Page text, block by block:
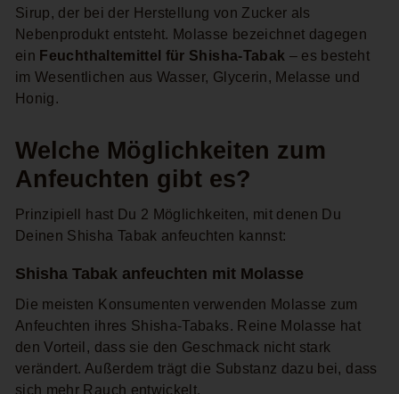
Sirup, der bei der Herstellung von Zucker als
Nebenprodukt entsteht. Molasse bezeichnet dagegen
ein Feuchthaltemittel für Shisha-Tabak – es besteht
im Wesentlichen aus Wasser, Glycerin, Melasse und
Honig.
Welche Möglichkeiten zum
Anfeuchten gibt es?
Prinzipiell hast Du 2 Möglichkeiten, mit denen Du
Deinen Shisha Tabak anfeuchten kannst:
Shisha Tabak anfeuchten mit Molasse
Die meisten Konsumenten verwenden Molasse zum
Anfeuchten ihres Shisha-Tabaks. Reine Molasse hat
den Vorteil, dass sie den Geschmack nicht stark
verändert. Außerdem trägt die Substanz dazu bei, dass
sich mehr Rauch entwickelt.